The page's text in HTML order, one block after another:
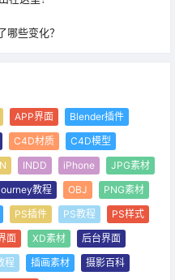
些变化？
APP界面
Blender插件
C4D材质
C4D模型
INDD iPhone
JPG素材
教程 OBJ
PNG素材
PS插件 PS教程
PS样式
面 XD素材
后台界面
程 插画素材
摄影百科